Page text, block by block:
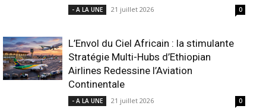
- A LA UNE 21 juillet 2026 0
L’Envol du Ciel Africain : la stimulante
Stratégie Multi-Hubs d’Ethiopian
Airlines Redessine l’Aviation
Continentale
- A LA UNE 21 juillet 2026 0